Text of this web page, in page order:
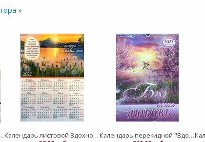
»
помощи Вышнего"средний Календарь листовой Вдохновение "Господь - защите моя" малый Календарь перекидной "Вдохновение" Бог есть любовь 25Х35